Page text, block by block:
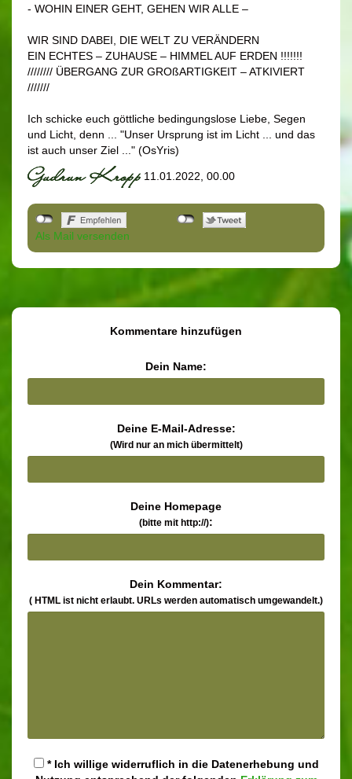
- WOHIN EINER GEHT, GEHEN WIR ALLE –
WIR SIND DABEI, DIE WELT ZU VERÄNDERN
EIN ECHTES – ZUHAUSE – HIMMEL AUF ERDEN !!!!!!!
//////// ÜBERGANG ZUR GROßARTIGKEIT – ATKIVIERT
///////
Ich schicke euch göttliche bedingungslose Liebe, Segen
und Licht, denn ... "Unser Ursprung ist im Licht ... und das
ist auch unser Ziel ..." (OsYris)
11.01.2022, 00.00
Als Mail versenden
Kommentare hinzufügen
Dein Name:
Deine E-Mail-Adresse:
(Wird nur an mich übermittelt)
Deine Homepage
(bitte mit http://):
Dein Kommentar:
( HTML ist nicht erlaubt. URLs werden automatisch umgewandelt.)
* Ich willige widerruflich in die Datenerhebung und